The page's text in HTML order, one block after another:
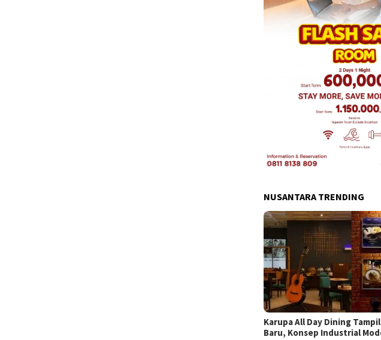
NUSANTARA TRENDING
Karupa All Day Dining
Baru, Konsep Industrial